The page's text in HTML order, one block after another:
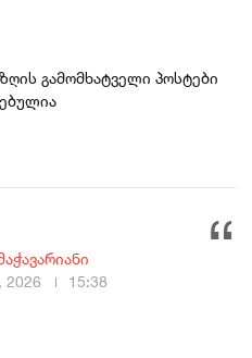
გამომხატველი პოსტები
2026
15:38